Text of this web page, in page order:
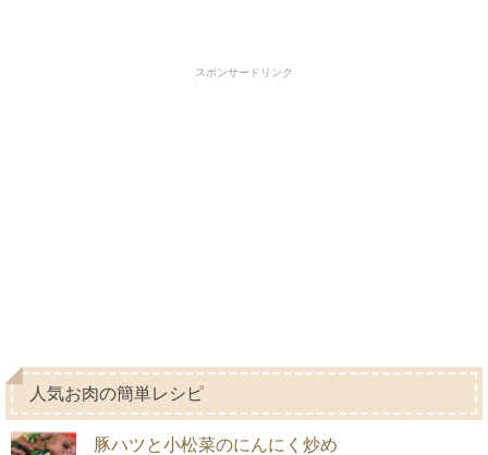
スポンサードリンク
人気お肉の簡単レシピ
豚ハツと小松菜のにんにく炒め